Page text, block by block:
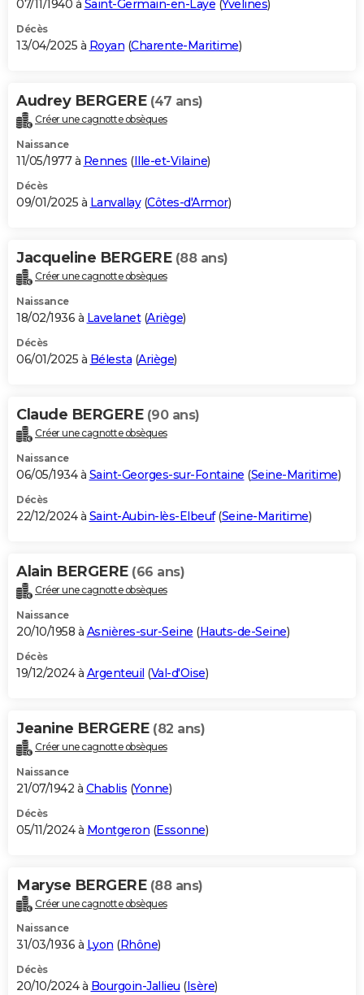
07/11/1940 à Saint-Germain-en-Laye (Yvelines)
Décès
13/04/2025 à Royan (Charente-Maritime)
Audrey BERGERE (47 ans)
Créer une cagnotte obsèques
Naissance
11/05/1977 à Rennes (Ille-et-Vilaine)
Décès
09/01/2025 à Lanvallay(Côtes-d'Armor)
Jacqueline BERGERE (88 ans)
Créer une cagnotte obsèques
Naissance
18/02/1936 à Lavelanet(Ariège)
Décès
06/01/2025 à Bélesta (Ariège)
Claude BERGERE (90 ans)
Créer une cagnotte obsèques
Naissance
06/05/1934 à Saint-Georges-sur-Fontaine (Seine-Maritime)
Décès
22/12/2024 à Saint-Aubin-lès-Elbeuf(Seine-Maritime)
Alain BERGERE (66 ans)
Créer une cagnotte obsèques
Naissance
20/10/1958 à Asnières-sur-Seine (Hauts-de-Seine)
Décès
19/12/2024 à Argenteuil (Val-d'Oise)
Jeanine BERGERE (82 ans)
Créer une cagnotte obsèques
Naissance
21/07/1942 à Chablis (Yonne)
Décès
05/11/2024 à Montgeron (Essonne)
Maryse BERGERE (88 ans)
Créer une cagnotte obsèques
Naissance
31/03/1936 à Lyon (Rhône)
Décès
20/10/2024 à Bourgoin-Jallieu (Isère)